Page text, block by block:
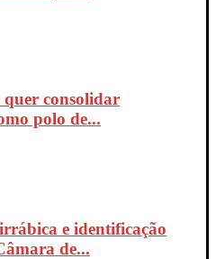
consolidar
polo de...
e identificação
de...